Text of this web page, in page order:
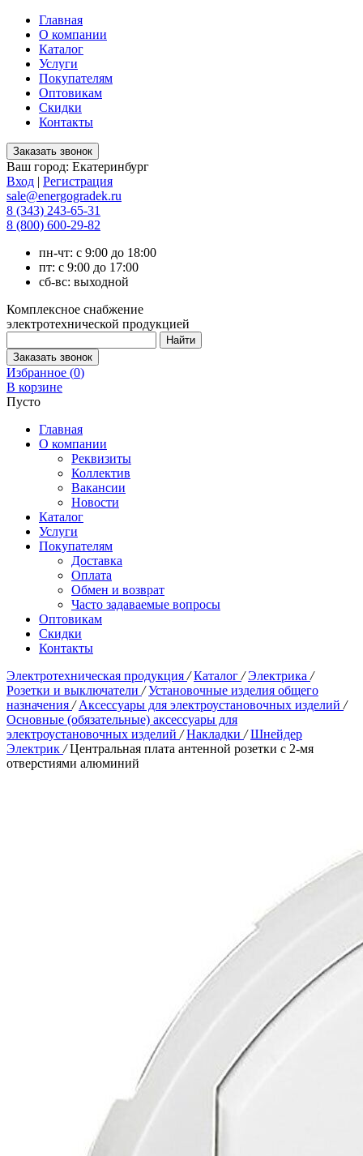
Главная
О компании
Каталог
Услуги
Покупателям
Оптовикам
Скидки
Контакты
Ваш город: Екатеринбург
Вход | Регистрация
sale@energogradek.ru
8 (343) 243-65-31
8 (800) 600-29-82
пн-чт: с 9:00 до 18:00
пт: с 9:00 до 17:00
сб-вс: выходной
Комплексное снабжение
электротехнической продукцией
Избранное (0)
В корзине
Пусто
Главная
О компании
Реквизиты
Коллектив
Вакансии
Новости
Каталог
Услуги
Покупателям
Доставка
Оплата
Обмен и возврат
Часто задаваемые вопросы
Оптовикам
Скидки
Контакты
Электротехническая продукция / Каталог / Электрика /
Розетки и выключатели / Установочные изделия общего
назначения / Аксессуары для электроустановочных изделий /
Основные (обязательные) аксессуары для
электроустановочных изделий / Накладки / Шнейдер
Электрик / Центральная плата антенной розетки с 2-мя
отверстиями алюминий